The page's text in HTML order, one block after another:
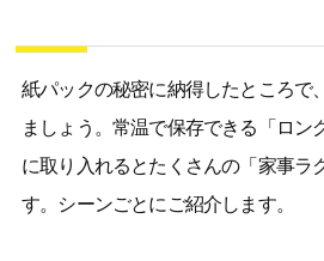
紙パックの秘密に納得したところで
ましょう。常温で保存できる「ロン
に取り入れるとたくさんの「家事ラ
す。シーンごとにご紹介します。